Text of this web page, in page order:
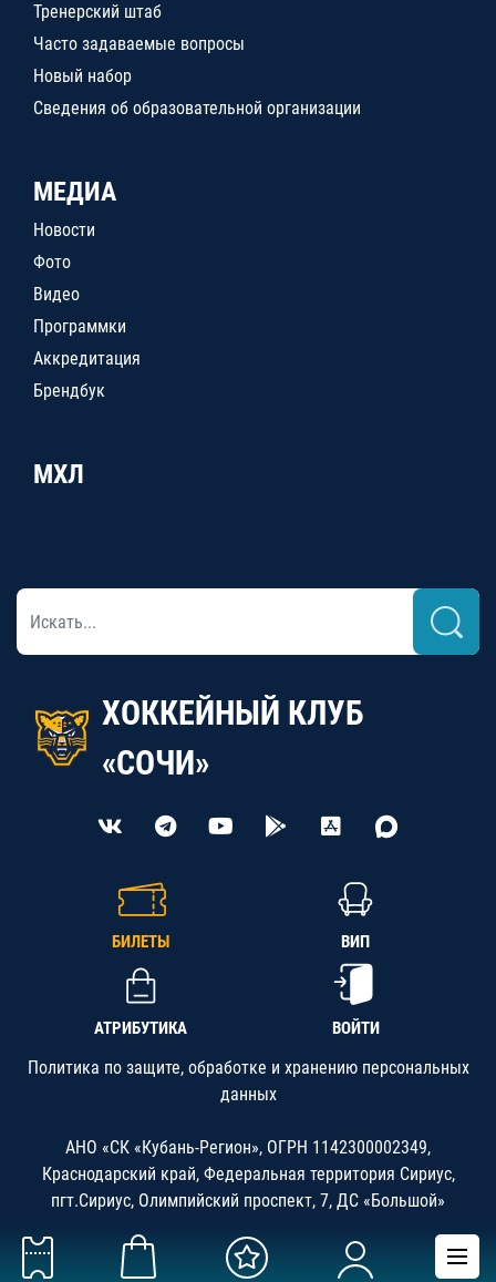
Тренерский штаб
Часто задаваемые вопросы
Новый набор
Сведения об образовательной организации
МЕДИА
Новости
Фото
Видео
Программки
Аккредитация
Брендбук
МХЛ
ХОККЕЙНЫЙ КЛУБ
«СОЧИ»
БИЛЕТЫ ВИП
АТРИБУТИКА ВОЙТИ
Политика по защите, обработке и хранению персональных
данных
АНО «СК «Кубань-Регион», ОГРН 1142300002349,
Краснодарский край, Федеральная территория Сириус,
пгт.Сириус, Олимпийский проспект, 7, ДС «Большой»